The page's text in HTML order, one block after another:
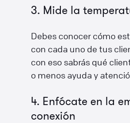
3. Mide la
Debes conocer cómo
con cada uno de tus
con eso sabrás qué
o menos ayuda y
4. Enfócate en la
conexión